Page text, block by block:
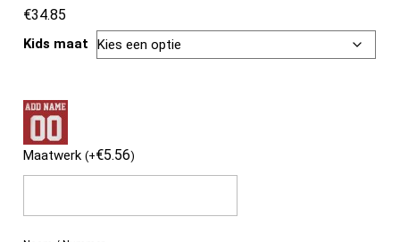
€34.85
Kids maat
Maatwerk(+€5.56)